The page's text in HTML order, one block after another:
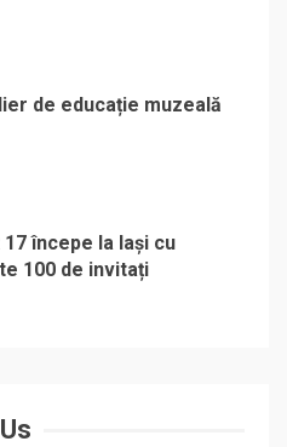
de educație muzeală
17 începe la Iași cu
100 de invitați